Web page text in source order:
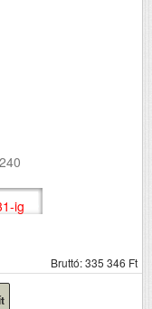
ig
Bruttó: 335 346 Ft